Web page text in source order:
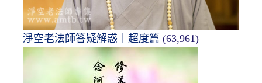
淨空老法師答疑解惑｜超度篇 (63,961)